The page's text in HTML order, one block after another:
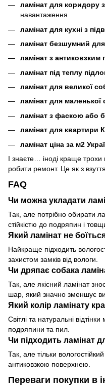
ламінат для коридору
навантаження
ламінат для кухні з
ламінат безшумний
ламінат з антиковзким
ламінат під теплу
ламінат для великої
ламінат для маленької
ламінат з фаскою або
ламінат для квартири
ламінат ціна за м2
І знаєте… іноді краще трохи
робити ремонт. Це як з
FAQ
Чи можна укладати
Так, але потрібно обирати
стійкістю до подряпин і
Який ламінат не
Найкраще підходить
захистом замків від вологи.
Чи дряпає собака
Так, але якісний ламінат
шар, який значно зменшує
Який колір ламінату
Світлі та натуральні
подряпини та пил.
Чи підходить ламінат
Так, але тільки
антиковзкою поверхнею.
Переваги покупки в